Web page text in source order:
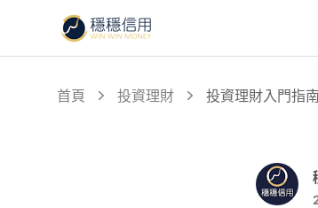
首頁 投資理財 投資理財入門指